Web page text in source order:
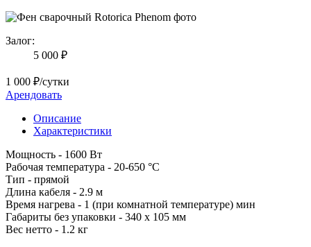
Залог:
5 000 ₽
1 000 ₽/сутки
Арендовать
Описание
Характеристики
Мощность - 1600 Вт
Рабочая температура - 20-650 °С
Тип - прямой
Длина кабеля - 2.9 м
Время нагрева - 1 (при комнатной температуре) мин
Габариты без упаковки - 340 х 105 мм
Вес нетто - 1.2 кг